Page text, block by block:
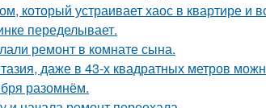
который устраивает хаос в квартире и
переделывает.
ремонт в комнате сына.
даже в 43-х квадратных метров
разомнём.